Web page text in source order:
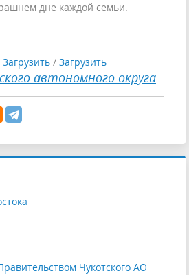
дне каждой семьи.
Загрузить / Загрузить
автономного округа
Чукотского АО